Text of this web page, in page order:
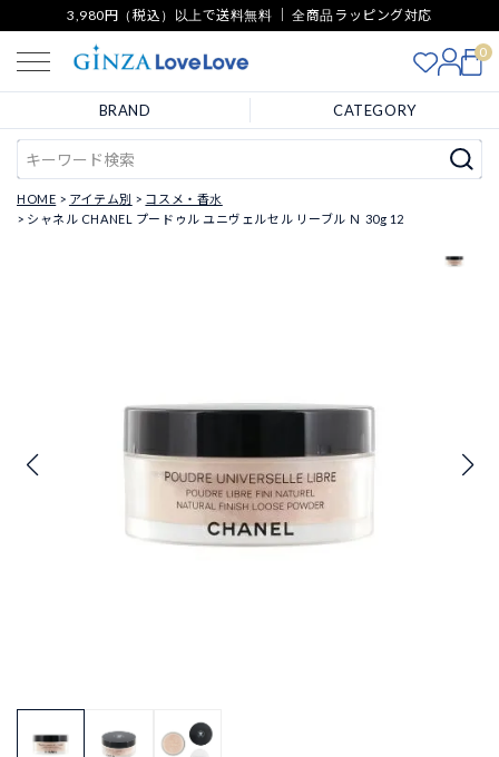
3,980円（税込）以上で送料無料 ｜ 全商品ラッピング対応
0
BRAND CATEGORY
HOME アイテム別
コスメ・香水
シャネル CHANEL プードゥル ユニヴェルセル リーブル Ｎ 30g 12